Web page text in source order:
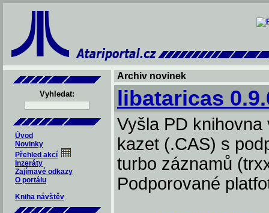
Vyhledat:
Úvod
Novinky
Přehled akcí
Inzeráty
Zajímavé odkazy
O portálu
Kniha návštěv
Archiv novinek
libataricas
Vyšla PD
kazet (.CAS) s
turbo záznamů
Podporované